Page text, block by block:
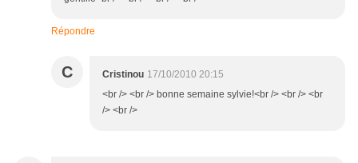
Répondre
C Cristinou 17/10/2010 20:15
<br /> <br /> bonne semaine sylvie!<br /> <br /> <br
/> <br />